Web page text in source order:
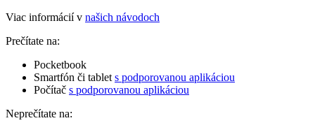
Viac informácií v našich návodoch
Prečítate na:
Pocketbook
Smartfón či tablet s podporovanou aplikáciou
Počítač s podporovanou aplikáciou
Neprečítate na: